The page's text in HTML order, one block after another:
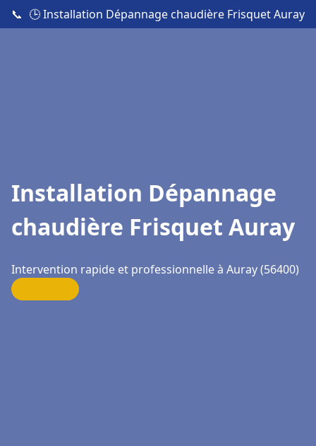
📞 🕒 Installation Dépannage chaudière Frisquet Auray
Installation Dépannage
chaudière Frisquet Auray
Intervention rapide et professionnelle à Auray (56400)